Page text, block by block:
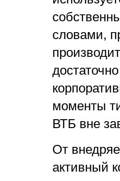
словами,
моменты
ВТБ вне
От
активный